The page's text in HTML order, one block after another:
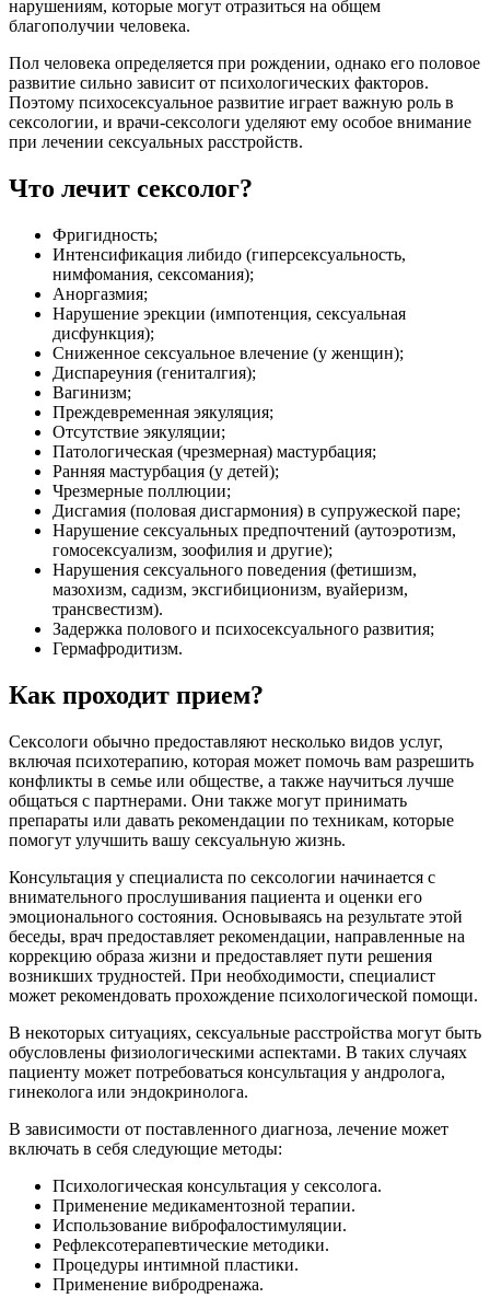
нарушениям, которые могут отразиться на общем
благополучии человека.
Пол человека определяется при рождении, однако его половое
развитие сильно зависит от психологических факторов.
Поэтому психосексуальное развитие играет важную роль в
сексологии, и врачи-сексологи уделяют ему особое внимание
при лечении сексуальных расстройств.
Что лечит сексолог?
Фригидность;
Интенсификация либидо (гиперсексуальность,
нимфомания, сексомания);
Аноргазмия;
Нарушение эрекции (импотенция, сексуальная
дисфункция);
Сниженное сексуальное влечение (у женщин);
Диспареуния (гениталгия);
Вагинизм;
Преждевременная эякуляция;
Отсутствие эякуляции;
Патологическая (чрезмерная) мастурбация;
Ранняя мастурбация (у детей);
Чрезмерные поллюции;
Дисгамия (половая дисгармония) в супружеской паре;
Нарушение сексуальных предпочтений (аутоэротизм,
гомосексуализм, зоофилия и другие);
Нарушения сексуального поведения (фетишизм,
мазохизм, садизм, эксгибиционизм, вуайеризм,
трансвестизм).
Задержка полового и психосексуального развития;
Гермафродитизм.
Как проходит прием?
Сексологи обычно предоставляют несколько видов услуг,
включая психотерапию, которая может помочь вам разрешить
конфликты в семье или обществе, а также научиться лучше
общаться с партнерами. Они также могут принимать
препараты или давать рекомендации по техникам, которые
помогут улучшить вашу сексуальную жизнь.
Консультация у специалиста по сексологии начинается с
внимательного прослушивания пациента и оценки его
эмоционального состояния. Основываясь на результате этой
беседы, врач предоставляет рекомендации, направленные на
коррекцию образа жизни и предоставляет пути решения
возникших трудностей. При необходимости, специалист
может рекомендовать прохождение психологической помощи.
В некоторых ситуациях, сексуальные расстройства могут быть
обусловлены физиологическими аспектами. В таких случаях
пациенту может потребоваться консультация у андролога,
гинеколога или эндокринолога.
В зависимости от поставленного диагноза, лечение может
включать в себя следующие методы:
Психологическая консультация у сексолога.
Применение медикаментозной терапии.
Использование виброфалостимуляции.
Рефлексотерапевтические методики.
Процедуры интимной пластики.
Применение вибродренажа.